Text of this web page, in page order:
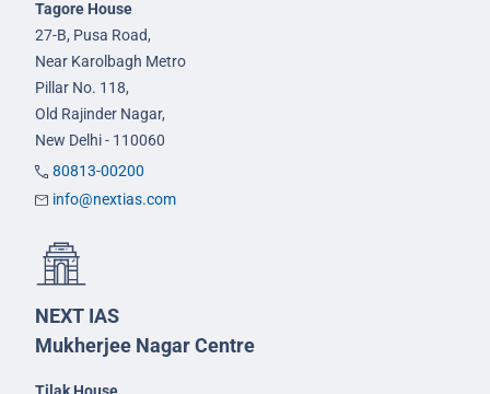
Tagore House
27-B, Pusa Road,
Near Karolbagh Metro
Pillar No. 118,
Old Rajinder Nagar,
New Delhi - 110060
80813-00200
info@nextias.com
NEXT IAS
Mukherjee Nagar Centre